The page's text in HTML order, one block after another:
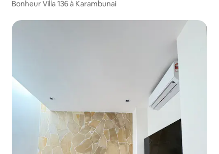
Bonheur Villa 136 à Karambunai